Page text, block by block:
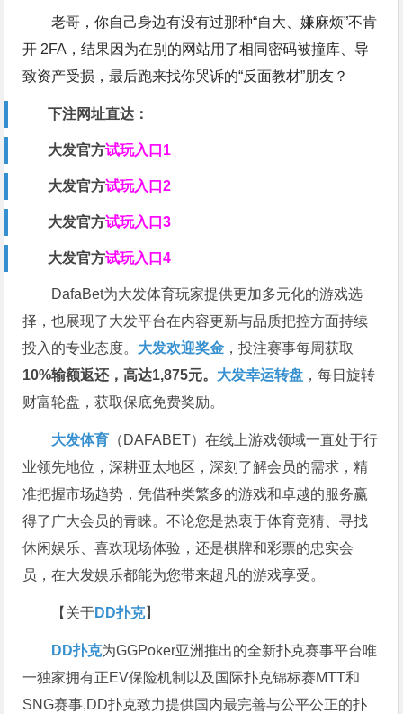
老哥，你自己身边有没有过那种“自大、嫌麻烦”不肯
开 2FA，结果因为在别的网站用了相同密码被撞库、导
致资产受损，最后跑来找你哭诉的“反面教材”朋友？
下注网址直达：
大发官方试玩入口1
大发官方试玩入口2
大发官方试玩入口3
大发官方试玩入口4
DafaBet为大发体育玩家提供更加多元化的游戏选
择，也展现了大发平台在内容更新与品质把控方面持续
投入的专业态度。 大发欢迎奖金 ，投注赛事每周获取
10%输额返还，高达1,875元。 大发幸运转盘 ，每日旋转
财富轮盘，获取保底免费奖励。
大发体育 （DAFABET）在线上游戏领域一直处于行
业领先地位，深耕亚太地区，深刻了解会员的需求，精
准把握市场趋势，凭借种类繁多的游戏和卓越的服务赢
得了广大会员的青睐。不论您是热衷于体育竞猜、寻找
休闲娱乐、喜欢现场体验，还是棋牌和彩票的忠实会
员，在大发娱乐都能为您带来超凡的游戏享受。
【关于DD扑克】
DD扑克为GGPoker亚洲推出的全新扑克赛事平台唯
一独家拥有正EV保险机制以及国际扑克锦标赛MTT和
SNG赛事,DD扑克致力提供国内最完善与公平公正的扑